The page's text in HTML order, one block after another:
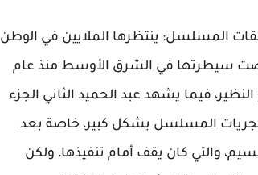
الحلقة الثانية والـ121 من إجمالي حلقات المسلسل: ينتظرها الملايين في الوطن
فرضت سيطرتها في الشرق الأوسط منذ عام
فيما يشهد عبد الحميد الثاني الجزء
مجريات المسلسل بشكل كبير، خاصة بعد
والتي كان يقف أمام تنفيذها، ولكن